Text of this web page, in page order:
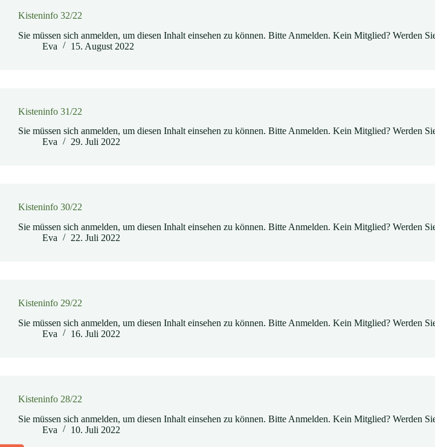
Kisteninfo 32/22
Sie müssen sich anmelden, um diesen Inhalt einsehen zu können. Bitte Anmelden. Kein Mitglied? Werden
Eva
15. August 2022
Kisteninfo 31/22
Sie müssen sich anmelden, um diesen Inhalt einsehen zu können. Bitte Anmelden. Kein Mitglied? Werden
Eva
29. Juli 2022
Kisteninfo 30/22
Sie müssen sich anmelden, um diesen Inhalt einsehen zu können. Bitte Anmelden. Kein Mitglied? Werden
Eva
22. Juli 2022
Kisteninfo 29/22
Sie müssen sich anmelden, um diesen Inhalt einsehen zu können. Bitte Anmelden. Kein Mitglied? Werden
Eva
16. Juli 2022
Kisteninfo 28/22
Sie müssen sich anmelden, um diesen Inhalt einsehen zu können. Bitte Anmelden. Kein Mitglied? Werden
Eva
10. Juli 2022